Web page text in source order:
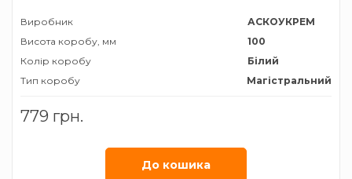
Виробник
АСКОУКРЕМ
Висота коробу, мм
100
Колір коробу
Білий
Тип коробу
Магістральний
779 грн.
До кошика